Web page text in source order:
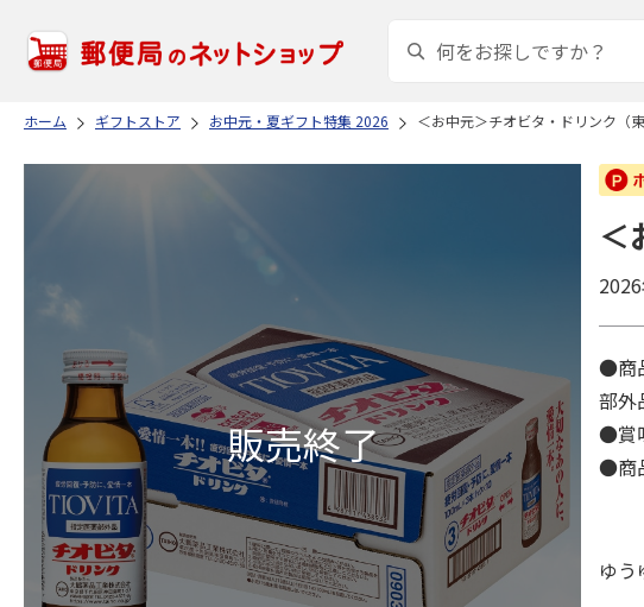
ホーム ギフトストア お中元・夏ギフト特集 2026 ＜お中元＞チオビタ・ドリンク（東
＜
●商
部
●賞
●商
ゆ